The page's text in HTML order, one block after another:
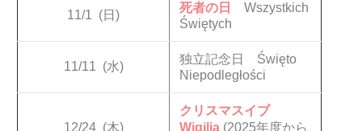
11/1 (日)
死者の日
Wszystkich
Świętych
11/11 (水)
独立記念日 Święto
Niepodległości
12/24 (木)
クリスマスイブ
Wigilia (2025年度から